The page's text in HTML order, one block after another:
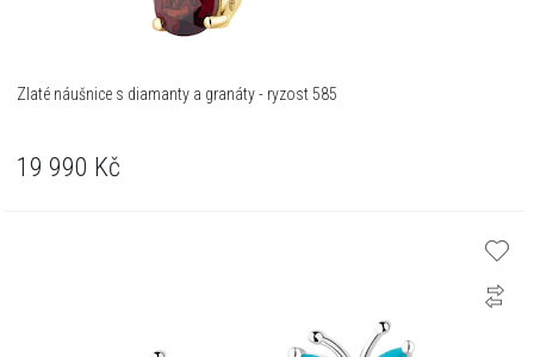
Zlaté náušnice s diamanty a granáty - ryzost 585
19 990 Kč